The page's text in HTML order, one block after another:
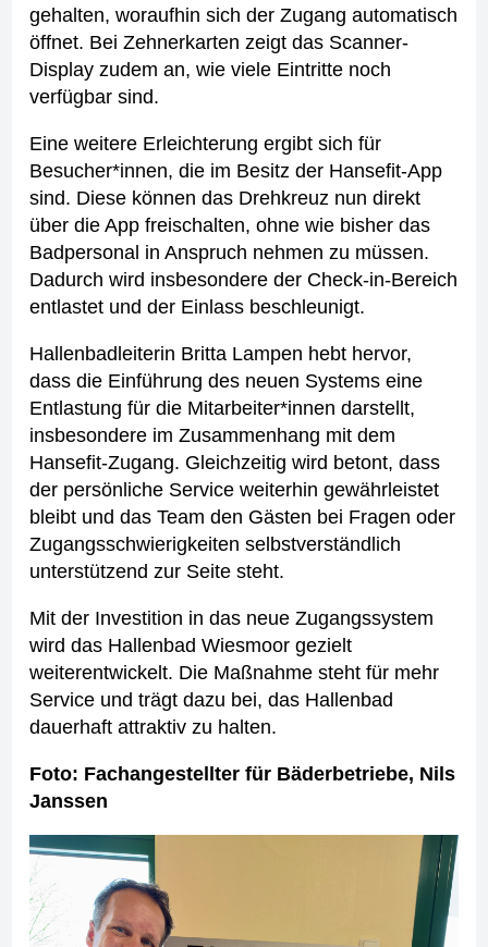
gehalten, woraufhin sich der Zugang automatisch
öffnet. Bei Zehnerkarten zeigt das Scanner-
Display zudem an, wie viele Eintritte noch
verfügbar sind.
Eine weitere Erleichterung ergibt sich für
Besucher*innen, die im Besitz der Hansefit-App
sind. Diese können das Drehkreuz nun direkt
über die App freischalten, ohne wie bisher das
Badpersonal in Anspruch nehmen zu müssen.
Dadurch wird insbesondere der Check-in-Bereich
entlastet und der Einlass beschleunigt.
Hallenbadleiterin Britta Lampen hebt hervor,
dass die Einführung des neuen Systems eine
Entlastung für die Mitarbeiter*innen darstellt,
insbesondere im Zusammenhang mit dem
Hansefit-Zugang. Gleichzeitig wird betont, dass
der persönliche Service weiterhin gewährleistet
bleibt und das Team den Gästen bei Fragen oder
Zugangsschwierigkeiten selbstverständlich
unterstützend zur Seite steht.
Mit der Investition in das neue Zugangssystem
wird das Hallenbad Wiesmoor gezielt
weiterentwickelt. Die Maßnahme steht für mehr
Service und trägt dazu bei, das Hallenbad
dauerhaft attraktiv zu halten.
Foto: Fachangestellter für Bäderbetriebe, Nils
Janssen